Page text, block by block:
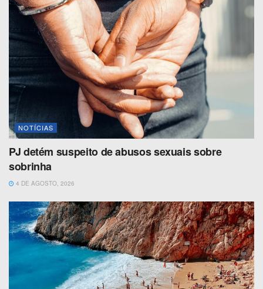
NOTÍCIAS
PJ detém suspeito de abusos sexuais sobre
sobrinha
4 DE AGOSTO, 2026